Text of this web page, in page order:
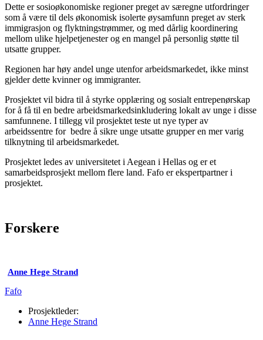
Dette er sosioøkonomiske regioner preget av særegne utfordringer
som å være til dels økonomisk isolerte øysamfunn preget av sterk
immigrasjon og flyktningstrømmer, og med dårlig koordinering
mellom ulike hjelpetjenester og en mangel på personlig støtte til
utsatte grupper.
Regionen har høy andel unge utenfor arbeidsmarkedet, ikke minst
gjelder dette kvinner og immigranter.
Prosjektet vil bidra til å styrke opplæring og sosialt entrepenørskap
for å få til en bedre arbeidsmarkedsinkludering lokalt av unge i disse
samfunnene. I tillegg vil prosjektet teste ut nye typer av
arbeidssentre for bedre å sikre unge utsatte grupper en mer varig
tilknytning til arbeidsmarkedet.
Prosjektet ledes av universitetet i Aegean i Hellas og er et
samarbeidsprosjekt mellom flere land. Fafo er ekspertpartner i
prosjektet.
Forskere
Anne Hege Strand
Fafo
Prosjektleder:
Anne Hege Strand